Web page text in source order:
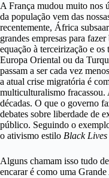
A França mudou muito nos
da população vem das
recentemente, África
grandes empresas para
equação à terceirização e
Europa Oriental ou da
passam a ser cada vez
a atual crise migratória é
multiculturalismo fracassou.
décadas. O que o governo
debates sobre liberdade de
público. Seguindo o
o ativismo estilo Black
Alguns chamam isso tudo
encarar é como uma